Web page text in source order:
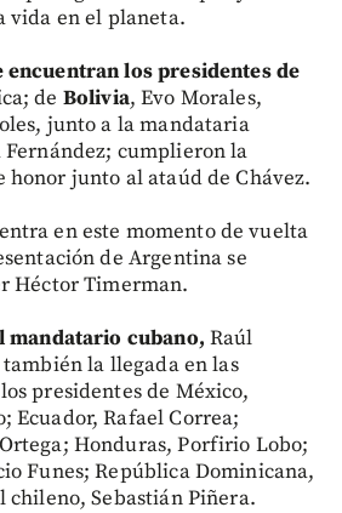
vida en el planeta.
encuentran los presidentes de
de Bolivia, Evo Morales,
junto a la mandataria
Fernández; cumplieron la
junto al ataúd de Chávez.
en este momento de vuelta
de Argentina se
Héctor Timerman.
mandatario cubano, Raúl
también la llegada en las
presidentes de México,
Ecuador, Rafael Correa;
Honduras, Porfirio Lobo;
Funes; República Dominicana,
chileno, Sebastián Piñera.